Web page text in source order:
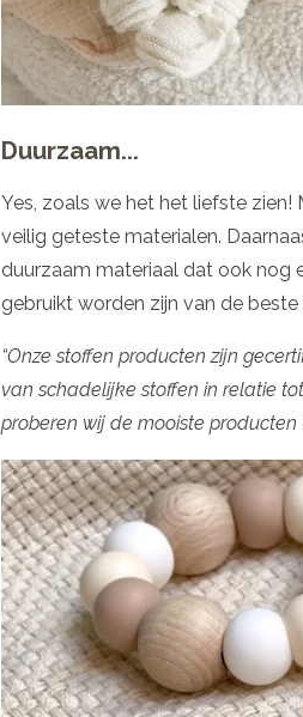
Duurzaam...
Yes, zoals we het het liefste zien!
veilig geteste materialen.
duurzaam materiaal dat ook nog
gebruikt worden zijn van de beste
“Onze stoffen producten zijn
van schadelijke stoffen in relatie
proberen wij de mooiste